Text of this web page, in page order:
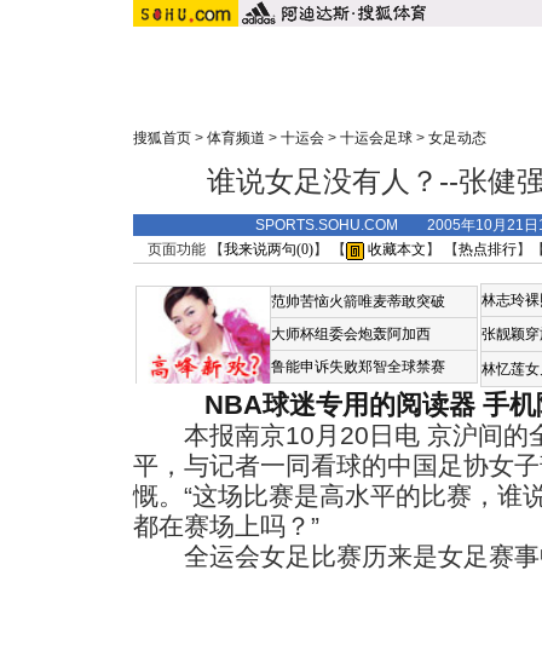
搜狐首页 > 体育频道 > 十运会 > 十运会足球 > 女足动态
谁说女足没有人？--张健
SPORTS.SOHU.COM 2005年10月21
页面功能 【我来说两句(0)】 【 收藏本文 】 【热点排行】
范帅苦恼火箭唯麦蒂敢突破
大师杯组委会炮轰阿加西
鲁能申诉失败郑智全球禁赛
林志玲
张靓颖
林忆莲
NBA球迷专用的阅读器 手
本报南京10月20日电 京沪间的
平，与记者一同看球的中国足协女
慨。“这场比赛是高水平的比赛，谁
都在赛场上吗？”
全运会女足比赛历来是女足赛事